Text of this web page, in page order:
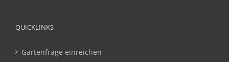
QUICKLINKS
Gartenfrage einreichen